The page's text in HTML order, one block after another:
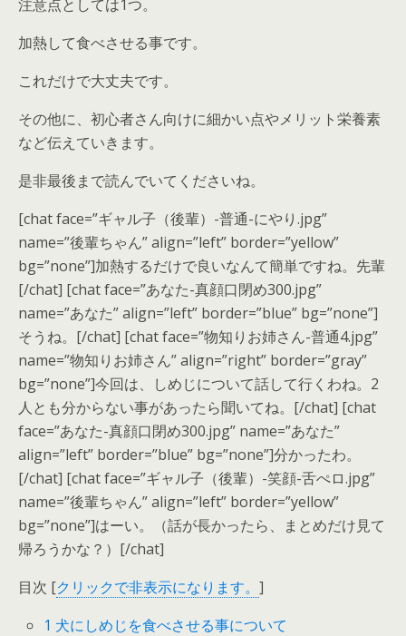
注意点としては1つ。
加熱して食べさせる事です。
これだけで大丈夫です。
その他に、初心者さん向けに細かい点やメリット栄養素
など伝えていきます。
是非最後まで読んでいてくださいね。
[chat face=”ギャル子（後輩）-普通-にやり.jpg”
name=”後輩ちゃん” align=”left” border=”yellow”
bg=”none”]加熱するだけで良いなんて簡単ですね。先輩
[/chat] [chat face=”あなた-真顔口閉め300.jpg”
name=”あなた” align=”left” border=”blue” bg=”none”]
そうね。[/chat] [chat face=”物知りお姉さん-普通4.jpg”
name=”物知りお姉さん” align=”right” border=”gray”
bg=”none”]今回は、しめじについて話して行くわね。2
人とも分からない事があったら聞いてね。[/chat] [chat
face=”あなた-真顔口閉め300.jpg” name=”あなた”
align=”left” border=”blue” bg=”none”]分かったわ。
[/chat] [chat face=”ギャル子（後輩）-笑顔-舌ぺロ.jpg”
name=”後輩ちゃん” align=”left” border=”yellow”
bg=”none”]はーい。（話が長かったら、まとめだけ見て
帰ろうかな？）[/chat]
目次 [クリックで非表示になります。 ]
1 犬にしめじを食べさせる事について